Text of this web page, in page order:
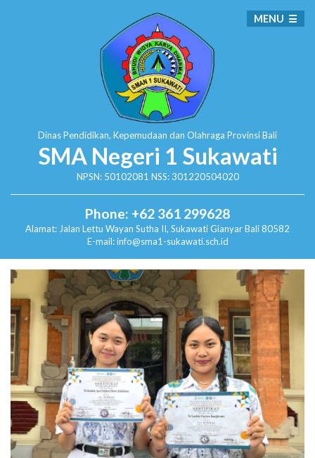
Dinas Pendidikan, Kepemudaan dan Olahraga Provinsi Bali
SMA Negeri 1 Sukawati
NPSN: 50102081 NSS: 301220504020
Phone: +62 361 299628
Alamat: Jalan Lettu Wayan Sutha II, SukawatiGianyar Bali 80582
E-mail: info@sma1-sukawati.sch.id
MENU